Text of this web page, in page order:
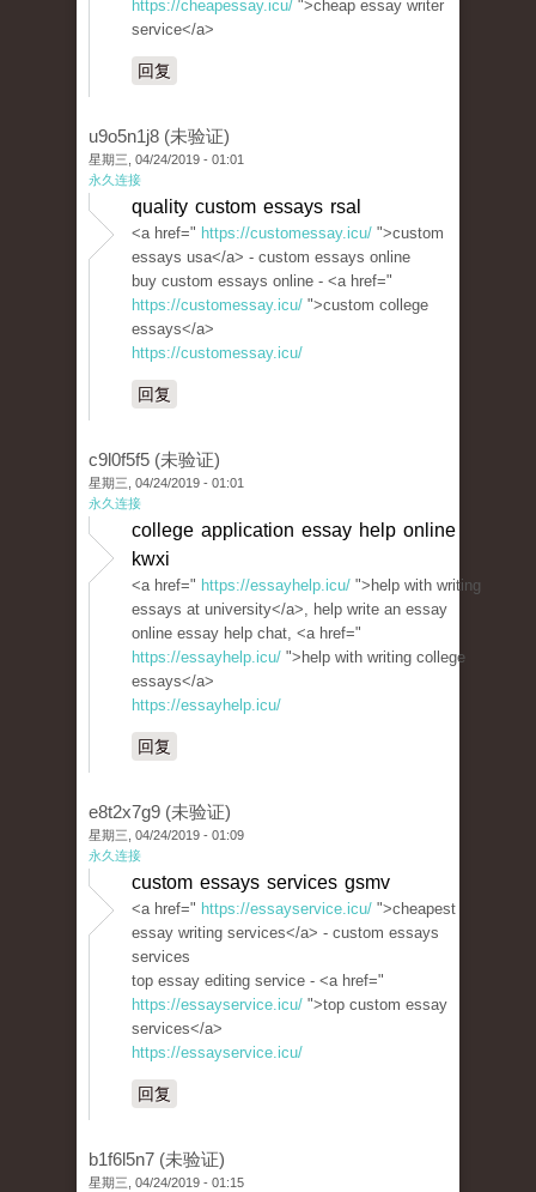
https://cheapessay.icu/ ">cheap essay writer
service</a>
回复
u9o5n1j8 (未验证)
星期三, 04/24/2019 - 01:01
永久连接
quality custom essays rsal
<a href=" https://customessay.icu/ ">custom
essays usa</a> - custom essays online
buy custom essays online - <a href="
https://customessay.icu/ ">custom college
essays</a>
https://customessay.icu/
回复
c9l0f5f5 (未验证)
星期三, 04/24/2019 - 01:01
永久连接
college application essay help online
kwxi
<a href=" https://essayhelp.icu/ ">help with writing
essays at university</a>, help write an essay
online essay help chat, <a href="
https://essayhelp.icu/ ">help with writing college
essays</a>
https://essayhelp.icu/
回复
e8t2x7g9 (未验证)
星期三, 04/24/2019 - 01:09
永久连接
custom essays services gsmv
<a href=" https://essayservice.icu/ ">cheapest
essay writing services</a> - custom essays
services
top essay editing service - <a href="
https://essayservice.icu/ ">top custom essay
services</a>
https://essayservice.icu/
回复
b1f6l5n7 (未验证)
星期三, 04/24/2019 - 01:15